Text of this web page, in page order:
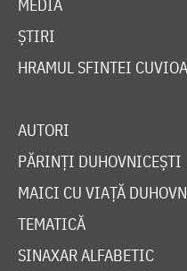
MEDIA
ȘTIRI
HRAMUL SFINTEI
AUTORI
PĂRINȚI DUHOVNICEȘTI
MAICI CU VIAȚĂ
TEMATICĂ
SINAXAR ALFABETIC